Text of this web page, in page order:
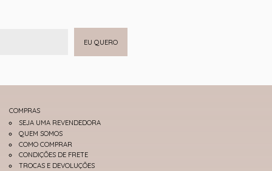
EU QUERO
COMPRAS
SEJA UMA REVENDEDORA
QUEM SOMOS
COMO COMPRAR
CONDIÇÕES DE FRETE
TROCAS E DEVOLUÇÕES